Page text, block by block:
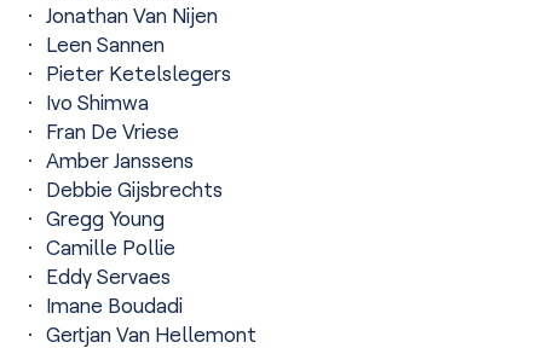
Jonathan Van Nijen
Leen Sannen
Pieter Ketelslegers
Ivo Shimwa
Fran De Vriese
Amber Janssens
Debbie Gijsbrechts
Gregg Young
Camille Pollie
Eddy Servaes
Imane Boudadi
Gertjan Van Hellemont